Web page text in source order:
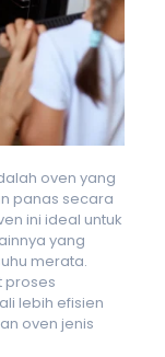
oven yang
panas secara
ini ideal untuk
yang
merata.
proses
lebih efisien
oven jenis